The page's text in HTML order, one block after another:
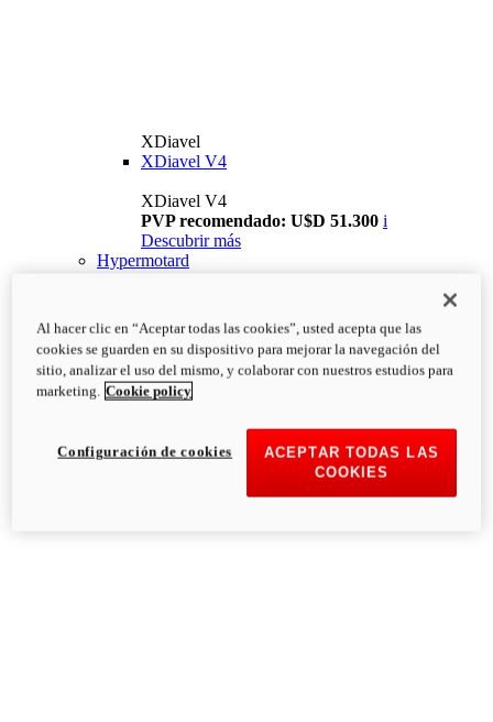
XDiavel
XDiavel V4
XDiavel V4
PVP recomendado: U$D 51.300 i
Descubrir más
Hypermotard
Al hacer clic en “Aceptar todas las cookies”, usted acepta que las
cookies se guarden en su dispositivo para mejorar la navegación del
sitio, analizar el uso del mismo, y colaborar con nuestros estudios para
marketing. Cookie policy
ACEPTAR TODAS LAS
COOKIES
Configuración de cookies